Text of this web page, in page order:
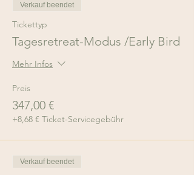
Verkauf beendet
Tickettyp
Tagesretreat-Modus /Early Bird
Mehr Infos
Preis
347,00 €
+8,68 € Ticket-Servicegebühr
Verkauf beendet